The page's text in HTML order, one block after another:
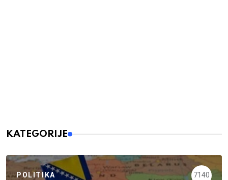
KATEGORIJE
POLITIKA 7140